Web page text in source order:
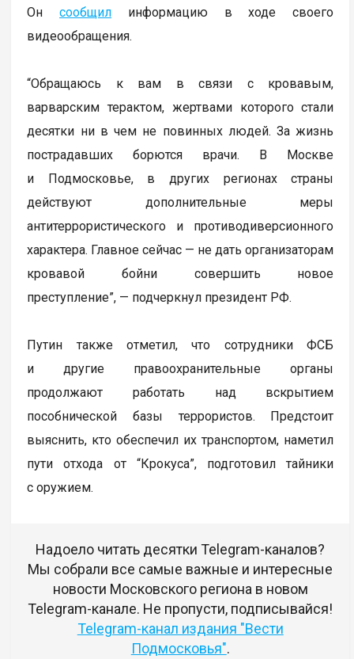
Онсообщил информацию в ходе своего
видеообращения.
“Обращаюсь к вам в связи с кровавым,
варварским терактом, жертвами которого стали
десятки ни в чем не повинных людей. За жизнь
пострадавших борются врачи. В Москве
и Подмосковье, в других регионах страны
действуют дополнительные меры
антитеррористического и противодиверсионного
характера. Главное сейчас — не дать организаторам
кровавой бойни совершить новое
преступление”, — подчеркнул президент РФ.
Путин также отметил, что сотрудники ФСБ
и другие правоохранительные органы
продолжают работать над вскрытием
пособнической базы террористов. Предстоит
выяснить, кто обеспечил их транспортом, наметил
пути отхода от “Крокуса”, подготовил тайники
с оружием.
Надоело читать десятки Telegram-каналов?
Мы собрали все самые важные и интересные
новости Московского региона в новом
Telegram-канале. Не пропусти, подписывайся!
Telegram-канал издания "Вести
Подмосковья".